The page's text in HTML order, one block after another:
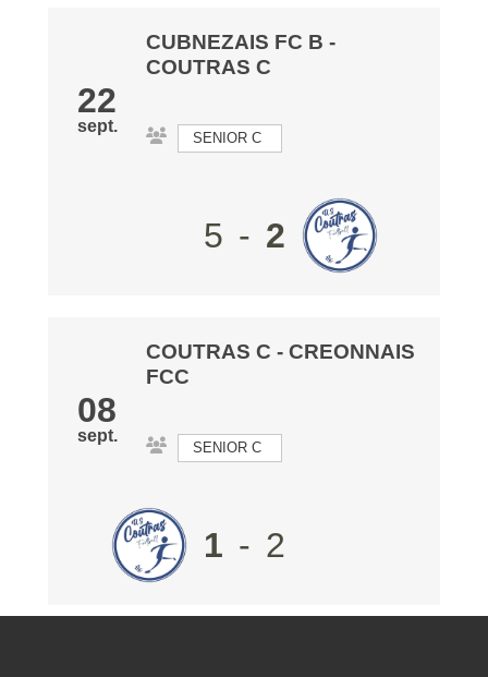
22
sept.
CUBNEZAIS FC B -
COUTRAS C
SENIOR C
5 - 2
08
sept.
COUTRAS C - CREONNAIS
FCC
SENIOR C
1 - 2